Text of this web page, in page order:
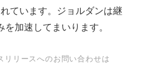
ています。ジョルダンは継
加速してまいります。
リリースへのお問い合わせは